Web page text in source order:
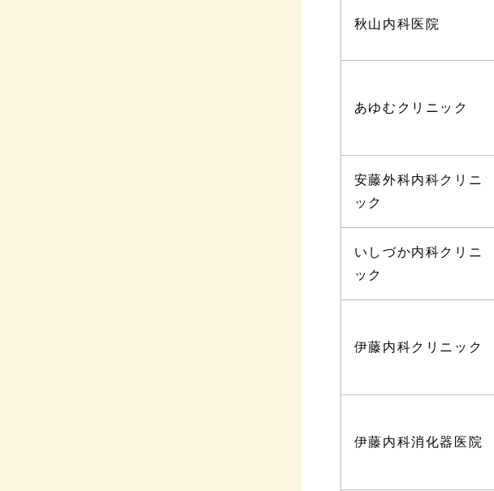
秋山内科医院
あゆむクリニック
安藤外科内科クリニ
ック
いしづか内科クリニ
ック
伊藤内科クリニック
伊藤内科消化器医院